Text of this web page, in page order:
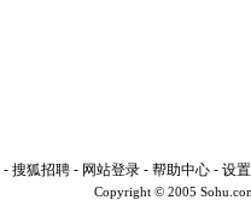
- 搜狐招聘 - 网站登录 - 帮助中心 - 设
Copyright © 2005